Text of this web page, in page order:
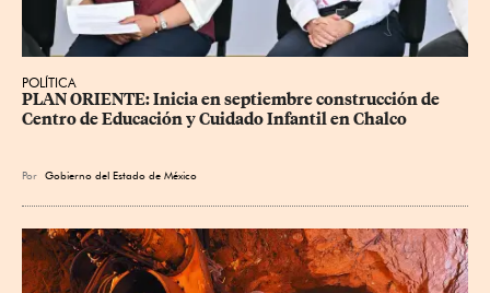
POLÍTICA
PLAN ORIENTE: Inicia en septiembre construcción de
Centro de Educación y Cuidado Infantil en Chalco
Por Gobierno del Estado de México